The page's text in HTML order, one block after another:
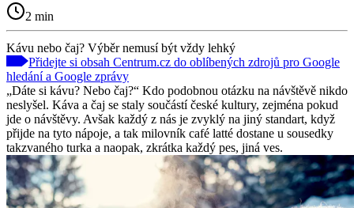
2 min
Kávu nebo čaj? Výběr nemusí být vždy lehký
Přidejte si obsah Centrum.cz do oblíbených zdrojů pro Google
hledání a Google zprávy
„Dáte si kávu? Nebo čaj?“ Kdo podobnou otázku na návštěvě nikdo
neslyšel. Káva a čaj se staly součástí české kultury, zejména pokud
jde o návštěvy. Avšak každý z nás je zvyklý na jiný standart, když
přijde na tyto nápoje, a tak milovník café latté dostane u sousedky
takzvaného turka a naopak, zkrátka každý pes, jiná ves.